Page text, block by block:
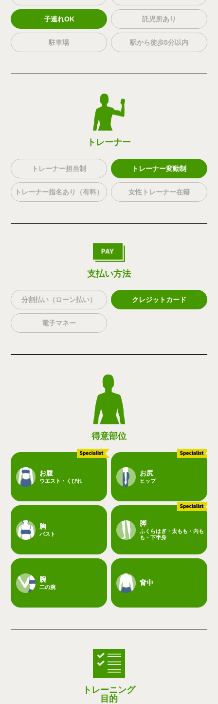
子連れOK 託児所あり
駐車場 駅から徒歩5分以内
トレーナー
トレーナー担当制 トレーナー変動制
トレーナー指名あり（有料） 女性トレーナー在籍
支払い方法
分割払い（ローン払い） クレジットカード
電子マネー
得意部位
お腹
ウエスト・くびれ
お尻
ヒップ
胸
バスト
脚
ふくらはぎ・太もも・内も
も・下半身
腕
二の腕
背中
トレーニング
目的